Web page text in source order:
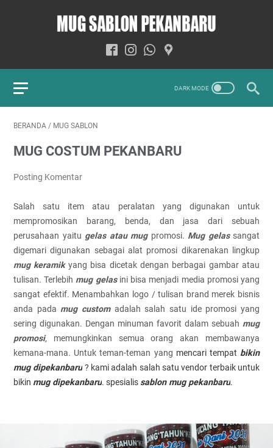
BERANDA / MUG SABLON
MUG COSTUM PEKANBARU
Posting Komentar
Salah satu item atau peralatan yang digunakan untuk
mempromosikan barang, benda, dan jasa dari sebuah
perusahaan yaitu gelas atau mugpromosi. Mug gelas sangat
digemari digunakan sebagai alat promosi dikarenakan lingkup
mug keramikyang bisa dicetak dengan berbagai gambar atau
tulisan. Terlebih mug gelasini bisa menjadi media promosi yang
sangat efektif. Menambahkan logo / tulisan brand merek bisnis
anda pada mug customadalah salah satu ide promosi yang
sering digunakan. Dengan minuman favorit dalam sebuah mug
promosi, memungkinkan semua orang akan membawanya
kemana-mana. Untuk teman-teman yang mencari tempat bikin
mug dipekanbaru ? kami adalah salah satu vendor terbaik untuk
bikin mug dipekanbaru. spesialis sablon mug pekanbaru.